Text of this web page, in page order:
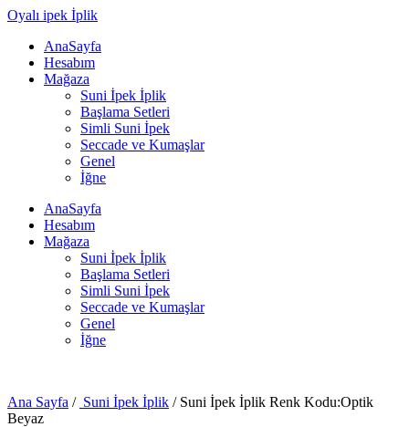
Oyalı ipek İplik
AnaSayfa
Hesabım
Mağaza
Suni İpek İplik
Başlama Setleri
Simli Suni İpek
Seccade ve Kumaşlar
Genel
İğne
AnaSayfa
Hesabım
Mağaza
Suni İpek İplik
Başlama Setleri
Simli Suni İpek
Seccade ve Kumaşlar
Genel
İğne
Ana Sayfa / Suni İpek İplik / Suni İpek İplik Renk Kodu:Optik
Beyaz